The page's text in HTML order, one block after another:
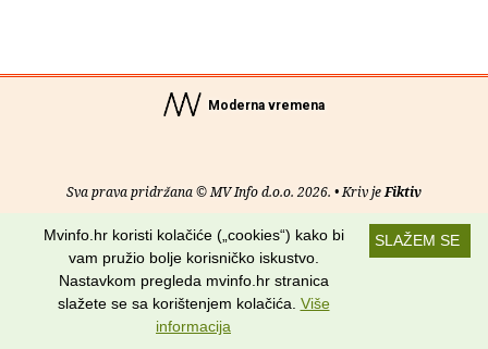
Moderna vremena
Sva prava pridržana © MV Info d.o.o. 2026. • Kriv jeFiktiv
O nama• Pomoć•Uvjeti korištenja•RSS kanali
Potraži nas na:
SLAŽEM SE
Mvinfo.hr koristi kolačiće („cookies“) kako bi
vam pružio bolje korisničko iskustvo.
Nastavkom pregleda mvinfo.hr stranica
slažete se sa korištenjem kolačića. Više
informacija